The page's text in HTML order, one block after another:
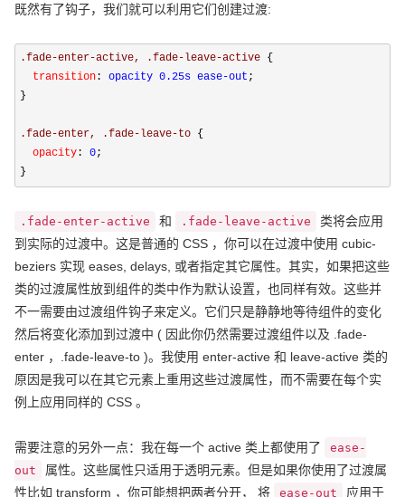
既然有了钩子，我们就可以利用它们创建过渡:
.fade-enter-active, .fade-leave-active {
  transition
: opacity 0.25s ease-out ;
}
.fade-enter, .fade-leave-to {
  opacity
: 0;
}
.fade-enter-active 和 .fade-leave-active
类将会应用
到实际的过渡中。这是普通的 CSS ，你可以在过渡中使用 cubic-
beziers 实现 eases, delays, 或者指定其它属性。其实，如果把这些
类的过渡属性放到组件的类中作为默认设置，也同样有效。这些并
不一需要由过渡组件钩子来定义。它们只是静静地等待组件的变化
然后将变化添加到过渡中 ( 因此你仍然需要过渡组件以及 .fade-
enter ，.fade-leave-to )。我使用 enter-active 和 leave-active 类的
原因是我可以在其它元素上重用这些过渡属性，而不需要在每个实
例上应用同样的 CSS 。
需要注意的另外一点：我在每一个 active 类上都使用了
ease-
out
属性。这些属性只适用于透明元素。但是如果你使用了过渡属
性比如 transform ，你可能想把两者分开， 将
ease-out
应用于